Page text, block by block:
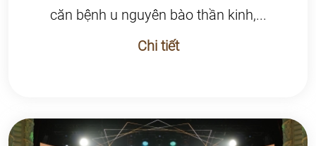
căn bệnh u nguyên bào thần kinh,...
Chi tiết